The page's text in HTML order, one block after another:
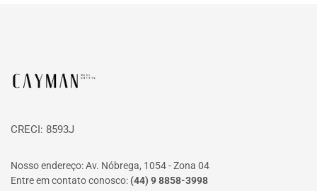
Página inicial
CRECI: 8593J
Nosso endereço: Av. Nóbrega, 1054 - Zona 04
Entre em contato conosco: (44) 9 8858-3998